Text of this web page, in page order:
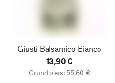
Giusti Balsamico Bianco
13,90 €
Grundpreis: 55,60 €